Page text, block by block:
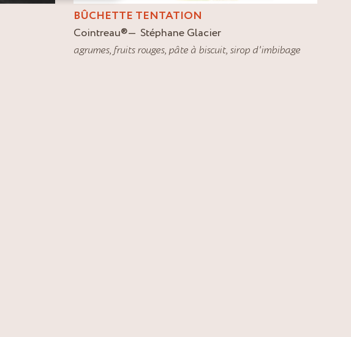
BÛCHETTE TENTATION
Cointreau®
Stéphane Glacier
agrumes,fruits rouges, pâte à biscuit, sirop d'imbibage